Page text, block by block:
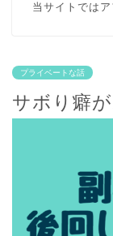
当サイトでは
プライベートな話
サボり癖